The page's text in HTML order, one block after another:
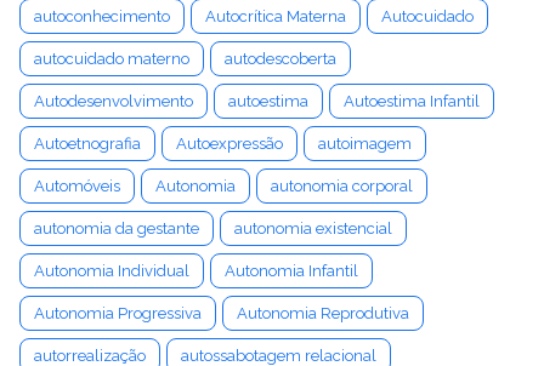
autoconhecimento Autocrítica Materna Autocuidado
autocuidado materno autodescoberta
Autodesenvolvimento autoestima Autoestima Infantil
Autoetnografia Autoexpressão autoimagem
Automóveis Autonomia autonomia corporal
autonomia da gestante autonomia existencial
Autonomia Individual Autonomia Infantil
Autonomia Progressiva Autonomia Reprodutiva
autorrealização autossabotagem relacional